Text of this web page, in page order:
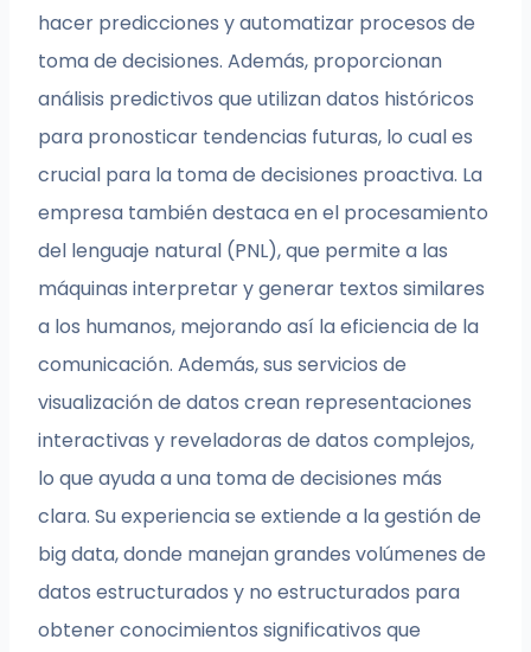
hacer predicciones y automatizar procesos de
toma de decisiones. Además, proporcionan
análisis predictivos que utilizan datos históricos
para pronosticar tendencias futuras, lo cual es
crucial para la toma de decisiones proactiva. La
empresa también destaca en el procesamiento
del lenguaje natural (PNL), que permite a las
máquinas interpretar y generar textos similares
a los humanos, mejorando así la eficiencia de la
comunicación. Además, sus servicios de
visualización de datos crean representaciones
interactivas y reveladoras de datos complejos,
lo que ayuda a una toma de decisiones más
clara. Su experiencia se extiende a la gestión de
big data, donde manejan grandes volúmenes de
datos estructurados y no estructurados para
obtener conocimientos significativos que